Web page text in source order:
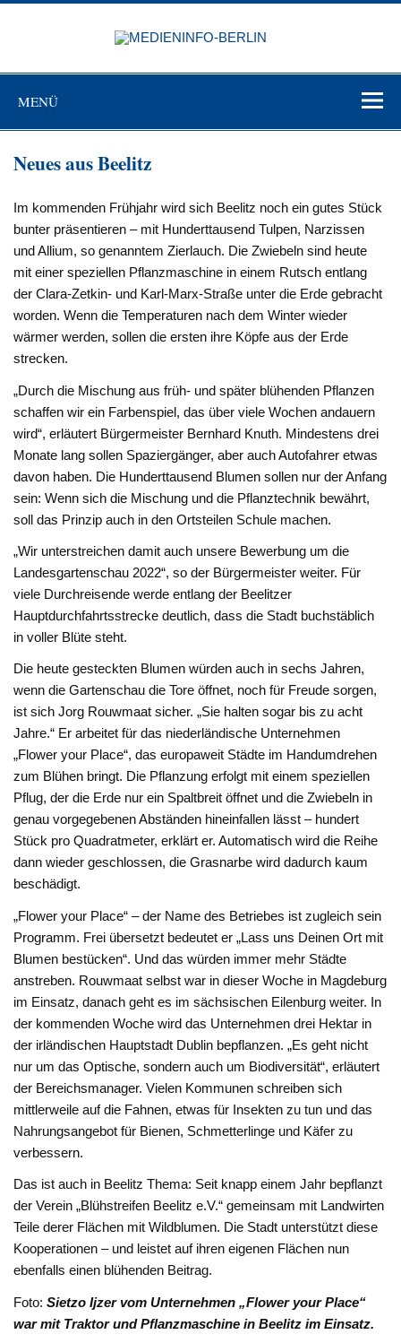
Zum
MENÜ
Neues aus Beelitz
Im kommenden Frühjahr wird sich Beelitz noch ein gutes Stück
bunter präsentieren – mit Hunderttausend Tulpen, Narzissen
und Allium, so genanntem Zierlauch. Die Zwiebeln sind heute
mit einer speziellen Pflanzmaschine in einem Rutsch entlang
der Clara-Zetkin- und Karl-Marx-Straße unter die Erde gebracht
worden. Wenn die Temperaturen nach dem Winter wieder
wärmer werden, sollen die ersten ihre Köpfe aus der Erde
strecken.
„Durch die Mischung aus früh- und später blühenden Pflanzen
schaffen wir ein Farbenspiel, das über viele Wochen andauern
wird“, erläutert Bürgermeister Bernhard Knuth. Mindestens drei
Monate lang sollen Spaziergänger, aber auch Autofahrer etwas
davon haben. Die Hunderttausend Blumen sollen nur der Anfang
sein: Wenn sich die Mischung und die Pflanztechnik bewährt,
soll das Prinzip auch in den Ortsteilen Schule machen.
„Wir unterstreichen damit auch unsere Bewerbung um die
Landesgartenschau 2022“, so der Bürgermeister weiter. Für
viele Durchreisende werde entlang der Beelitzer
Hauptdurchfahrtsstrecke deutlich, dass die Stadt buchstäblich
in voller Blüte steht.
Die heute gesteckten Blumen würden auch in sechs Jahren,
wenn die Gartenschau die Tore öffnet, noch für Freude sorgen,
ist sich Jorg Rouwmaat sicher. „Sie halten sogar bis zu acht
Jahre.“ Er arbeitet für das niederländische Unternehmen
„Flower your Place“, das europaweit Städte im Handumdrehen
zum Blühen bringt. Die Pflanzung erfolgt mit einem speziellen
Pflug, der die Erde nur ein Spaltbreit öffnet und die Zwiebeln in
genau vorgegebenen Abständen hineinfallen lässt – hundert
Stück pro Quadratmeter, erklärt er. Automatisch wird die Reihe
dann wieder geschlossen, die Grasnarbe wird dadurch kaum
beschädigt.
„Flower your Place“ – der Name des Betriebes ist zugleich sein
Programm. Frei übersetzt bedeutet er „Lass uns Deinen Ort mit
Blumen bestücken“. Und das würden immer mehr Städte
anstreben. Rouwmaat selbst war in dieser Woche in Magdeburg
im Einsatz, danach geht es im sächsischen Eilenburg weiter. In
der kommenden Woche wird das Unternehmen drei Hektar in
der irländischen Hauptstadt Dublin bepflanzen. „Es geht nicht
nur um das Optische, sondern auch um Biodiversität“, erläutert
der Bereichsmanager. Vielen Kommunen schreiben sich
mittlerweile auf die Fahnen, etwas für Insekten zu tun und das
Nahrungsangebot für Bienen, Schmetterlinge und Käfer zu
verbessern.
Das ist auch in Beelitz Thema: Seit knapp einem Jahr bepflanzt
der Verein „Blühstreifen Beelitz e.V.“ gemeinsam mit Landwirten
Teile derer Flächen mit Wildblumen. Die Stadt unterstützt diese
Kooperationen – und leistet auf ihren eigenen Flächen nun
ebenfalls einen blühenden Beitrag.
Foto:Sietzo Ijzer vom Unternehmen „Flower your Place“
war mit Traktor und Pflanzmaschine in Beelitz im Einsatz.